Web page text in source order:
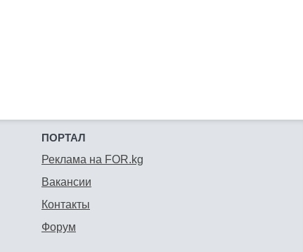
ПОРТАЛ
Реклама на FOR.kg
Вакансии
Контакты
Форум